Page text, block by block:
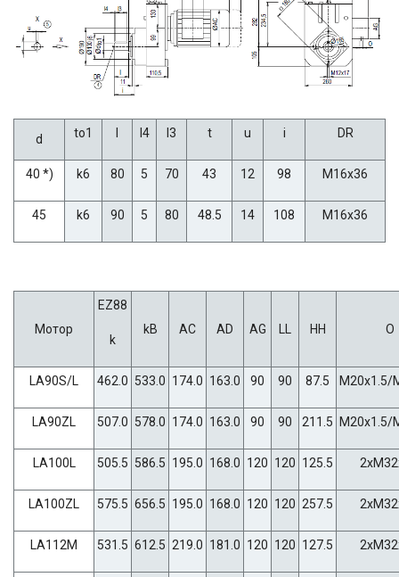
d to1 l4 l3 t u i DR
40 *) k6 80 5 70 43 12 98 M16x36
45 k6 90 5 80 48.5 14 108 M16x36
Мотор
EZ88
k
kB AC AD AG HH O
LA90S/L 462.0 533.0 174.0 163.0 90 90 87.5 M20x1.5/
LA90ZL 507.0 578.0 174.0 163.0 90 90 211.5 M20x1.5/
LA100L 505.5 586.5 195.0 168.0 120 120 125.5
LA100ZL 575.5 656.5 195.0 168.0 120 120 257.5
LA112M 531.5 612.5 219.0 181.0 120 120 127.5